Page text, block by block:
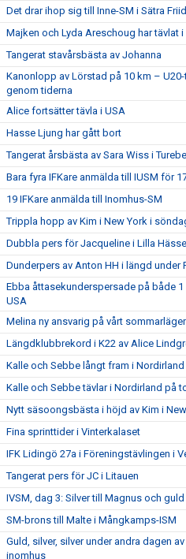
Det drar ihop sig till Inne-SM i Sätra
Majken och Lyda Areschoug har tävlat i
Tangerat stavårsbästa av Johanna
Kanonlopp av Lörstad på 10 km – U20-
genom tiderna
Alice fortsätter tävla i USA
Hasse Ljung har gått bort
Tangerat årsbästa av Sara Wiss i
Bara fyra IFKare anmälda till IUSM för
19 IFKare anmälda till Inomhus-SM
Trippla hopp av Kim i New York i
Dubbla pers för Jacqueline i Lilla
Dunderpers av Anton HH i längd under
Ebba åttasekunderspersade på både 1
USA
Melina ny ansvarig på vårt
Längdklubbrekord i K22 av Alice
Kalle och Sebbe långt fram i Nordirland
Kalle och Sebbe tävlar i Nordirland på
Nytt säsoongsbästa i höjd av Kim i New
Fina sprinttider i Vinterkalaset
IFK Lidingö 27a i Föreningstävlingen i
Tangerat pers för JC i Litauen
IVSM, dag 3: Silver till Magnus och
SM-brons till Malte i Mångkamps-ISM
Guld, silver, silver under andra dagen
inomhus